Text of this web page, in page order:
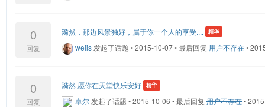
0
回复
漪然，那边风景独好，属于你一个人的享受.... 精华
weiis 发起了话题 •2015-10-07•最后回复 用户不存在•
0
回复
漪然 愿你在天堂快乐安好 精华
卓尔 发起了话题 •2015-10-06 •最后回复 用户不存在•